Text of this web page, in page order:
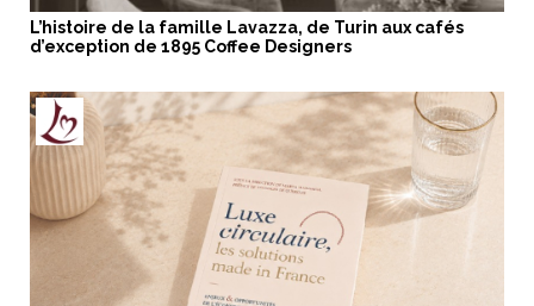
L’histoire de la famille Lavazza, de Turin aux cafés
d’exception de 1895 Coffee Designers